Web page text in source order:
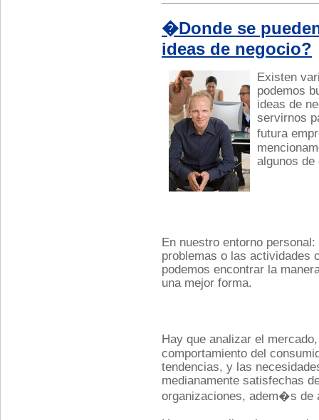
�Donde se
ideas de negocio?
Existen
podemos
ideas de
servirnos
futura
algunos de
En nuestro entorno
problemas o las actividades
podemos encontrar la
una mejor forma.
Hay que analizar el
comportamiento del
tendencias, y las
medianamente satisfechas
organizaciones, adem�s de